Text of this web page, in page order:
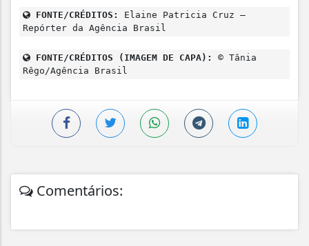
FONTE/CRÉDITOS:
Elaine Patricia Cruz –
Repórter da Agência Brasil
FONTE/CRÉDITOS (IMAGEM DE CAPA):
© Tânia
Rêgo/Agência Brasil
Comentários: